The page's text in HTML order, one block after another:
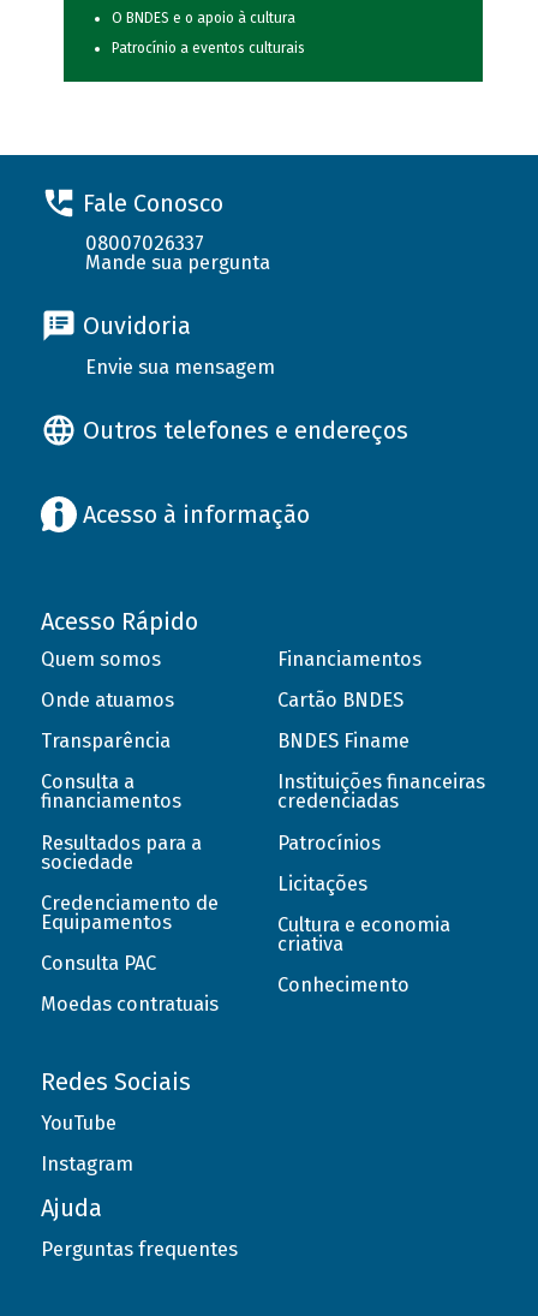
O BNDES e o apoio à cultura
Patrocínio a eventos culturais
Fale Conosco
08007026337
Mande sua pergunta
Ouvidoria
Envie sua mensagem
Outros telefones e endereços
Acesso à informação
Acesso Rápido
Quem somos
Onde atuamos
Transparência
Consulta a
financiamentos
Resultados para a
sociedade
Credenciamento de
Equipamentos
Consulta PAC
Moedas contratuais
Financiamentos
Cartão BNDES
BNDES Finame
Instituições financeiras
credenciadas
Patrocínios
Licitações
Cultura e economia
criativa
Conhecimento
Redes Sociais
YouTube
Instagram
Ajuda
Perguntas frequentes